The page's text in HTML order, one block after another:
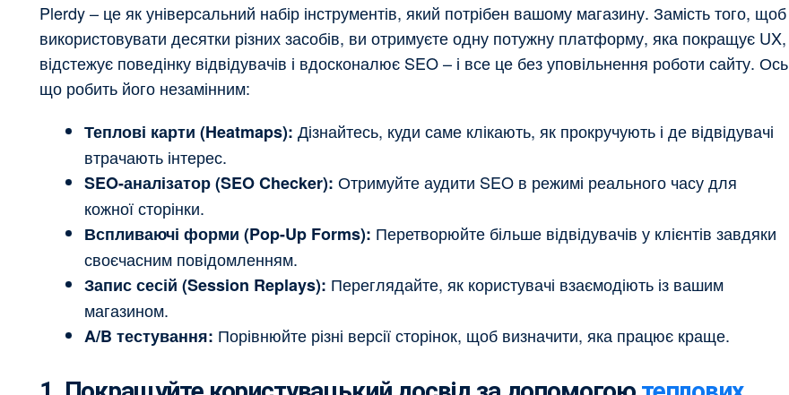
Plerdy – це як універсальний набір інструментів, який потрібен вашому магазину. Замість того, щоб
використовувати десятки різних засобів, ви отримуєте одну потужну платформу, яка покращує UX,
відстежує поведінку відвідувачів і вдосконалює SEO – і все це без уповільнення роботи сайту. Ось
що робить його незамінним:
Теплові карти (Heatmaps): Дізнайтесь, куди саме клікають, як прокручують і де відвідувачі
втрачають інтерес.
SEO-аналізатор (SEO Checker): Отримуйте аудити SEO в режимі реального часу для
кожної сторінки.
Вспливаючі форми (Pop-Up Forms): Перетворюйте більше відвідувачів у клієнтів завдяки
своєчасним повідомленням.
Запис сесій (Session Replays): Переглядайте, як користувачі взаємодіють із вашим
магазином.
A/B тестування: Порівнюйте різні версії сторінок, щоб визначити, яка працює краще.